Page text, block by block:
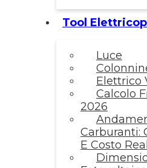
Tool
Luce
Elettrico
Calcolo
2026
Carburanti:
E Costo